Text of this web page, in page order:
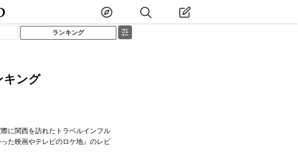
ランキング
キング
に関西を訪れたトラベルインフル
た映画やテレビのロケ地』のレビ